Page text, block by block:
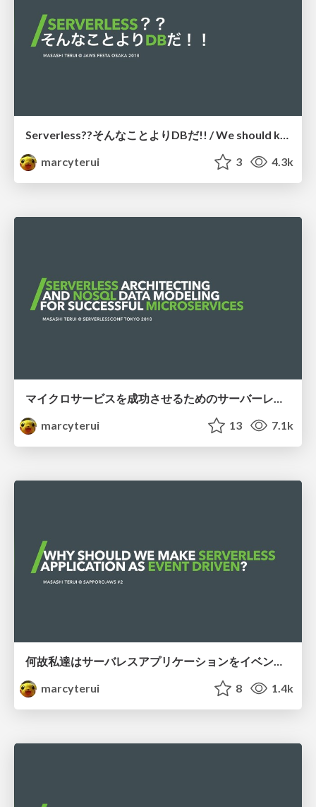
Serverless??そんなことよりDBだ!! / We should know Databases before Serverless
marcyterui
3 4.3k
marcyterui
13 7.1k
何故私達はサーバレスアプリケーションをイベントドリブンで作るべきなのか / Why should we make serverless application as event driven?
marcyterui
8 1.4k